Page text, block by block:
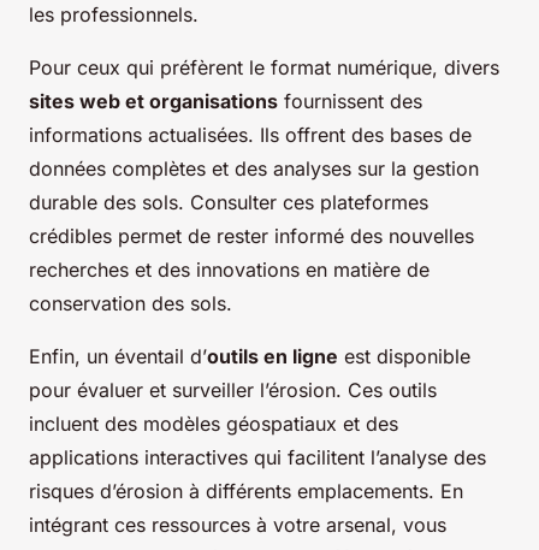
les professionnels.
Pour ceux qui préfèrent le format numérique, divers
sites web et organisations fournissent des
informations actualisées. Ils offrent des bases de
données complètes et des analyses sur la gestion
durable des sols. Consulter ces plateformes
crédibles permet de rester informé des nouvelles
recherches et des innovations en matière de
conservation des sols.
Enfin, un éventail d’outils en ligne est disponible
pour évaluer et surveiller l’érosion. Ces outils
incluent des modèles géospatiaux et des
applications interactives qui facilitent l’analyse des
risques d’érosion à différents emplacements. En
intégrant ces ressources à votre arsenal, vous